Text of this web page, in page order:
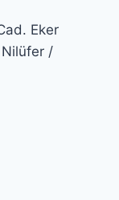
Eker
Nilüfer /